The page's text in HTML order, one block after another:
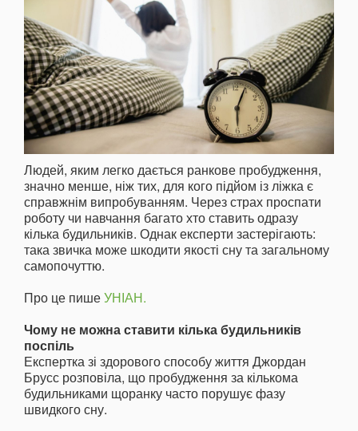
Людей, яким легко дається ранкове пробудження,
значно менше, ніж тих, для кого підйом із ліжка є
справжнім випробуванням. Через страх проспати
роботу чи навчання багато хто ставить одразу
кілька будильників. Однак експерти застерігають:
така звичка може шкодити якості сну та загальному
самопочуттю.
Про це пишеУНІАН.
Чому не можна ставити кілька будильників
поспіль
Експертка зі здорового способу життя Джордан
Брусс розповіла, що пробудження за кількома
будильниками щоранку часто порушує фазу
швидкого сну.